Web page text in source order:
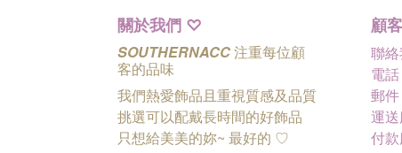
關於我們 ♡
SOUTHERNACC注重每位顧
客的品味
我們熱愛飾品且重視質感及品質
挑選可以配戴長時間的好飾品
只想給美美的妳~ 最好的 ♡
顧
聯
電
郵
運
付